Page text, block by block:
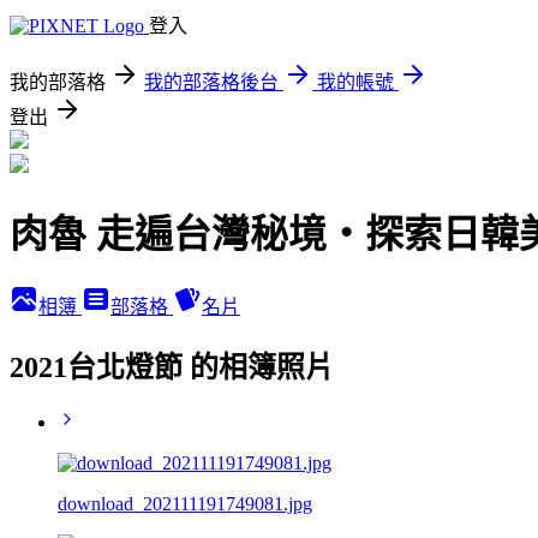
登入
我的部落格 我的部落格後台
我的帳號
登出
肉魯 走遍台灣秘境・探索日韓
相簿 部落格 名片
2021台北燈節 的相簿照片
download_202111191749081.jpg